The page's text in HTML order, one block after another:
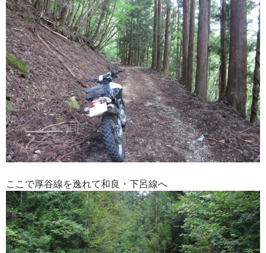
ここで厚谷線を逸れて和良・下呂線へ